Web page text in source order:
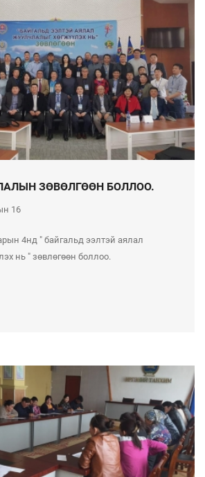
ЗӨВӨЛГӨӨН БОЛЛОО.
16
4нд " байгальд ээлтэй аялал
нь " зөвлөгөөн боллоо.